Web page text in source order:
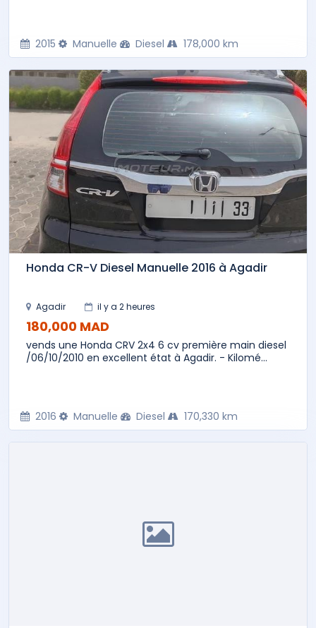
2015 Manuelle Diesel 178,000 km
Honda CR-V Diesel Manuelle 2016 à Agadir
Agadir il y a 2 heures
180,000 MAD
vends une Honda CRV 2x4 6 cv première main diesel
/06/10/2010 en excellent état à Agadir. - Kilomé...
2016 Manuelle Diesel 170,330 km